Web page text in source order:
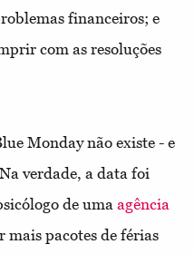
financeiros; e
com as resoluções
Monday não existe - e
verdade, a data foi
de uma agência
mais pacotes de férias